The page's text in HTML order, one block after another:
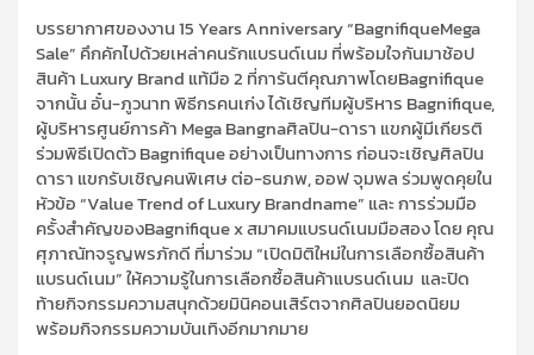
บรรยากาศของงาน15 Years Anniversary “BagnifiqueMega
Sale” คึกคักไปด้วยเหล่าคนรักแบรนด์เนม ที่พร้อมใจกันมาช้อป
สินค้า Luxury Brand แท้มือ2 ที่การันตีคุณภาพโดยBagnifique
จากนั้นอั๋น-ภูวนาท พิธีกรคนเก่ง ได้เชิญทีมผู้บริหาร Bagnifique,
ผู้บริหารศูนย์การค้า MegaBangnaศิลปิน-ดารา แขกผู้มีเกียรติ
ร่วมพิธีเปิดตัวBagnifiqueอย่างเป็นทางการก่อนจะเชิญศิลปิน
ดารา แขกรับเชิญคนพิเศษต่อ-ธนภพ,ออฟจุมพลร่วมพูดคุยใน
หัวข้อ“Value Trend of LuxuryBrandname” และการร่วมมือ
ครั้งสำคัญของBagnifiquexสมาคมแบรนด์เนมมือสองโดย คุณ
ศุภาณัทจรูญพรภักดี ที่มาร่วม“เปิดมิติใหม่ในการเลือกซือสินค้า
แบรนด์เนม”ให้ความรู้ในการเลือกซื้อสินค้าแบรนด์เนม และปิด
ท้ายกิจกรรมความสนุกด้วยมินิคอนเสิร์ตจากศิลปินยอดนิยม
พร้อมกิจกรรมความบันเทิงอีกมากมาย